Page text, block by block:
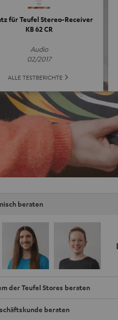
für Teufel Stereo-Receiver
KB 62 CR
Audio
02/2017
ALLE TESTBERICHTE
beraten
der Teufel Stores beraten
beraten